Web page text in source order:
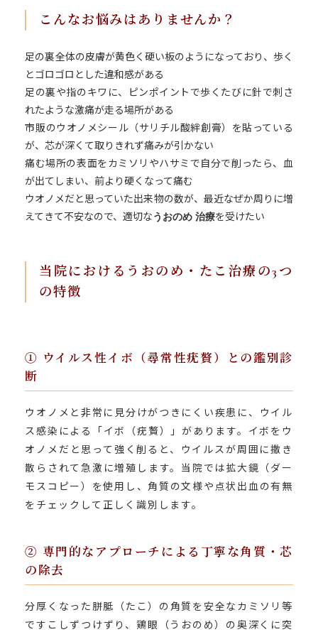
こんなお悩みはありませんか？
足の裏全体の皮膚が黄色く硬い板のようになっており、歩く
とゴロゴロとした違和感がある
足の裏や指のキワに、ピンポイントで歩くたびに針で刺さ
れたような激痛が走る場所がある
市販のウオノメシール（サリチル酸絆創膏）を貼っている
が、芯が深くて取りきれず痛みが引かない
痛む場所の表面をカミソリやハサミで自分で削ったら、血
が出てしまい、前より硬くなって痛む
ウオノメだと思っていた出来物の数が、最近なぜか周りに増
えてきて不安なので、適切な うおのめ 治療を受けたい
当院におけるうおのめ・たこ治療の3つ
の特徴
① ウイルス性イボ（尋常性疣贅）との鑑別診
断
ウオノメと非常に見分けがつきにくい疾患に、ウイル
ス感染による「イボ（疣贅）」があります。イボをウ
オノメだと思って強く削ると、ウイルスが周囲に撒き
散らされて急激に増殖します。当院では拡大鏡（ダー
モスコピー）を使用し、角質の文様や点状出血の有無
をチェックして正しく識別します。
② 専門的なアプローチによる丁寧な角質・芯
の除去
分厚くなった胼胝（たこ）の角質を安全なカミソリ等
ですこしずつけずり、鶏眼（うおのめ）の奥深くに突
HOME
当院について
皮膚科
美容皮膚科
アクセス